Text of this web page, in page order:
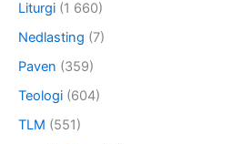
Liturgi (1 660)
Nedlasting (7)
Paven (359)
Teologi (604)
TLM (551)